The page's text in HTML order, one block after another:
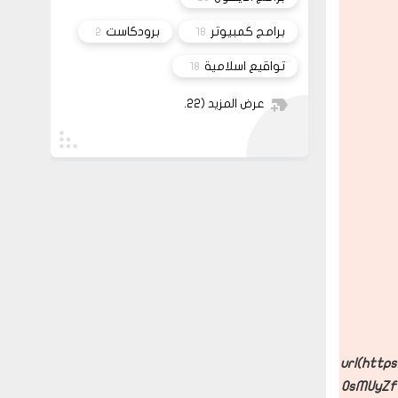
برامج كمبيوتر 18 برودكاست 2
تواقيع اسلامية 18
عرض المزيد (22)